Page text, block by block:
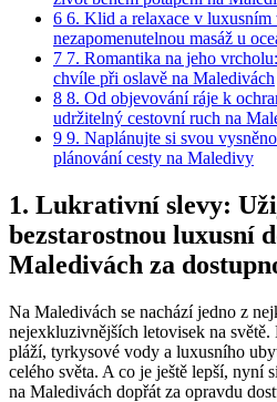
6 6. Klid ‌a relaxace v luxusním
nezapomenutelnou masáž u
7 7. Romantika na jeho
chvíle při oslavě na Maledivách
8 8. Od objevování ráje⁣ k
udržitelný cestovní ruch na
9 9. Naplánujte si svou
plánování cesty na Maledivy
1. Lukrativní slevy:
bezstarostnou luxusní
Maledivách za
Na Maledivách se‍ nachází jedno z
nejexkluzivnějších letovisek⁣ na
‍pláží,⁢ tyrkysové vody ⁤a luxusního
celého světa. A ‌co je ‍ještě lepší, nyní
na Maledivách dopřát‍ za⁣ opravdu⁣